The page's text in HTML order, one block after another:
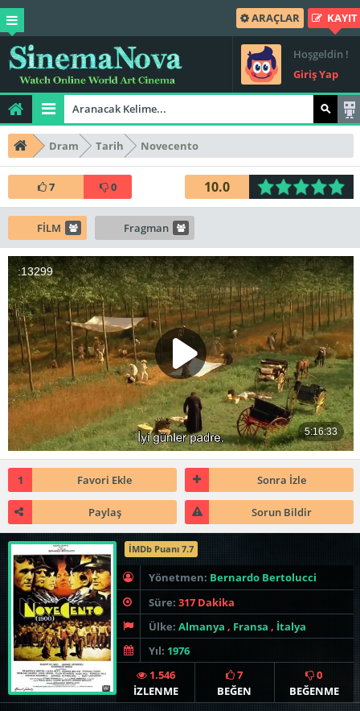
ARAÇLAR KAYIT
Hoşgeldin !
Giriş Yap
Dram Tarih Novecento
7 0 10.0
FİLM Fragman
1 Favori Ekle Sonra İzle
Paylaş Sorun Bildir
İMDb Puanı 7.7
Yönetmen: Bernardo Bertolucci
Süre: 317 Dakika
Ülke: Almanya , Fransa , İtalya
Yıl: 1976
1.546
İZLENME
7
BEĞEN
0
BEĞENME